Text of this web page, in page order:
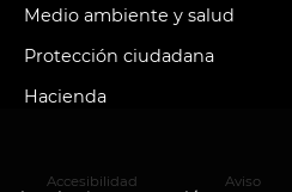
Medio ambiente y salud
Protección ciudadana
Hacienda
Accesibilidad Aviso